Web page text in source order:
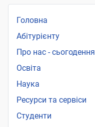
Головна
Абітурієнту
Про нас - сьогодення
Освіта
Наука
Ресурси та сервіси
Студенти